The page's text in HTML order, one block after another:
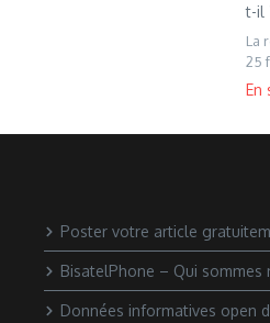
t-il
La
25
Poster votre article
BisatelPhone – Qui sommes
Données informatives open